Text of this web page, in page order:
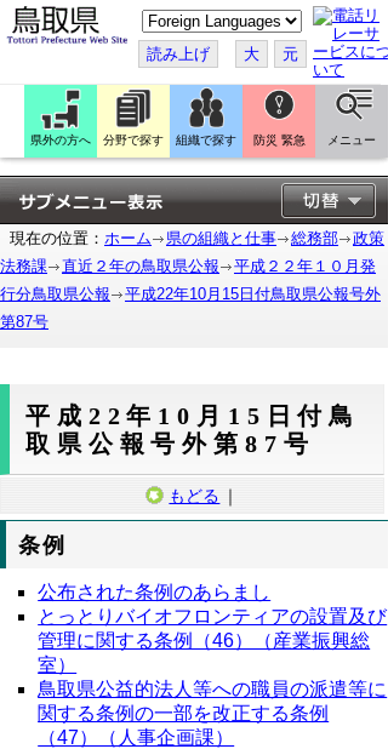
こ
の
ペ
ー
ジ
翻
訳
す
る
読み上げ 大 元
県外の方へ 分野で探す 組織で探す 防災 緊急 メニュー
現在の位置： ホーム 県の組織と仕事 総務部
政策
法務課
直近２年の鳥取県公報
平成２２年１０月発
行分鳥取県公報
平成22年10月15日付鳥取県公報号外
第87号
平成22年10月15日付鳥
取県公報号外第87号
もどる ｜
条例
公布された条例のあらまし
とっとりバイオフロンティアの設置及び
管理に関する条例（46）（産業振興総
室）
鳥取県公益的法人等への職員の派遣等に
関する条例の一部を改正する条例
（47）（人事企画課）